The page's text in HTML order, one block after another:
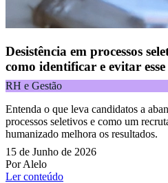
Desistência em processos
como identificar e evitar
RH e Gestão
Entenda o que leva candidatos a
processos seletivos e como um
humanizado melhora os resultados.
15 de Junho de 2026
Por Alelo
Ler conteúdo